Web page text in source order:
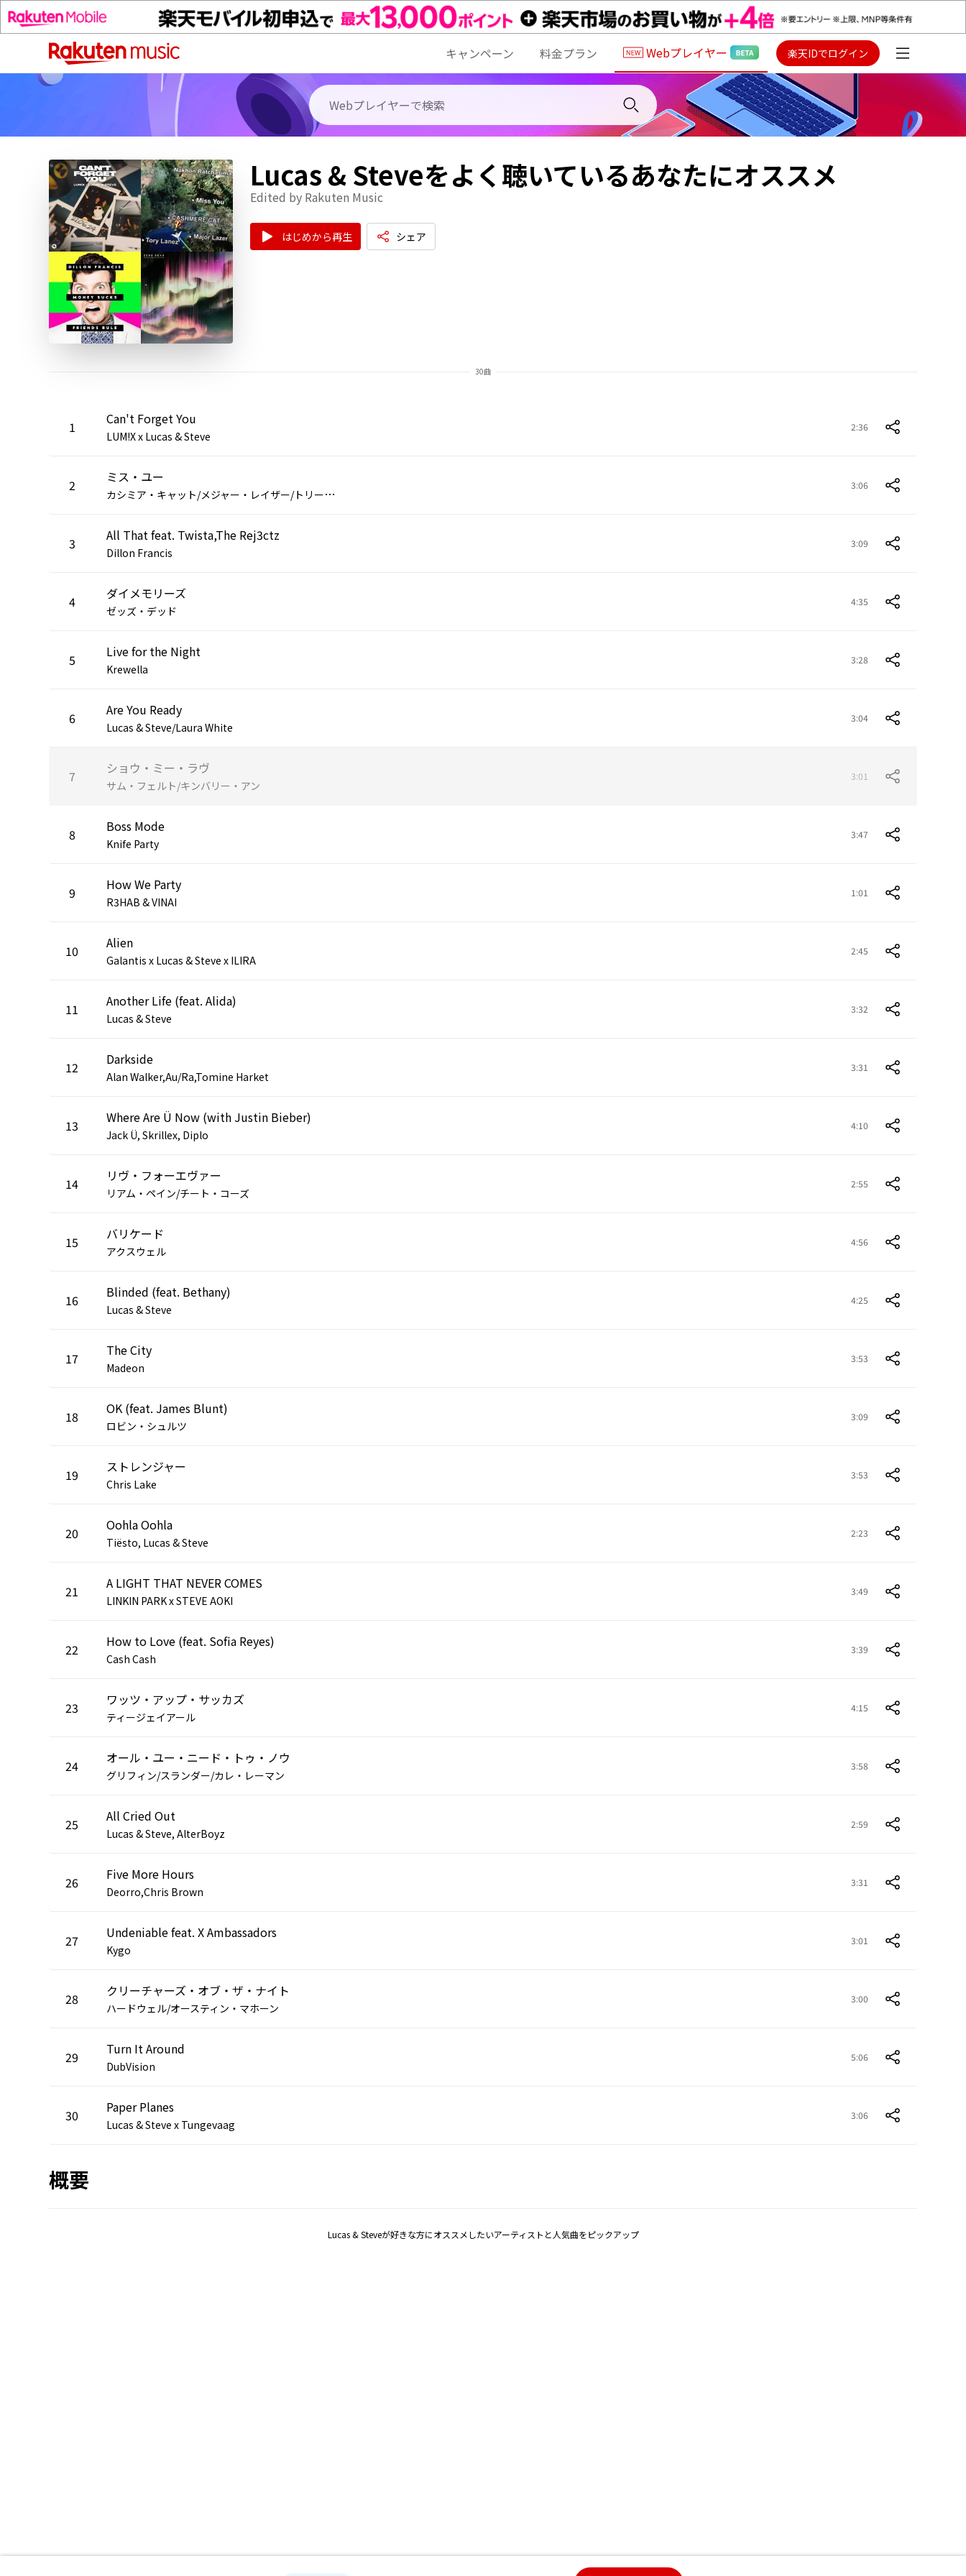
キャンペーン 料金プラン Webプレイヤー 楽天IDでログイン
Lucas & Steveをよく聴いているあなたにオススメ
Edited by Rakuten Music
はじめから再生 シェア
30曲
1 Can't Forget You
LUM!X x Lucas & Steve
2:36
2
ミス・ユー
カ
シミア・キャット/メジャー・レイザー/トリー・レーンズ
3:06
3 All That feat. Twista,The Rej3ctz
Dillon Francis
3:09
4 ダイメモリーズ
ゼッズ・デッド
4:35
5 Live for the Night
Krewella
3:28
6 Are You Ready
Lucas & Steve/Laura White
3:04
7 ショウ・ミー・ラヴ
サム・フェルト/キンバリー・アン
3:01
8 Boss Mode
Knife Party
3:47
9 How We Party
R3HAB & VINAI
1:01
10 Alien
Galantis x Lucas & Steve x ILIRA
2:45
11 Another Life (feat. Alida)
Lucas & Steve
3:32
12 Darkside
Alan Walker,Au/Ra,Tomine Harket
3:31
13 Where Are Ü Now (with Justin Bieber)
Jack Ü, Skrillex, Diplo
4:10
14 リヴ・フォーエヴァー
リアム・ペイン/チート・コーズ
2:55
15 バリケード
アクスウェル
4:56
16 Blinded (feat. Bethany)
Lucas & Steve
4:25
17 The City
Madeon
3:53
18 OK (feat. James Blunt)
ロビン・シュルツ
3:09
19 ストレンジャー
Chris Lake
3:53
20 Oohla Oohla
Tiësto, Lucas & Steve
2:23
21 A LIGHT THAT NEVER COMES
LINKIN PARK x STEVE AOKI
3:49
22 How to Love (feat. Sofia Reyes)
Cash Cash
3:39
23 ワッツ・アップ・サッカズ
ティージェイアール
4:15
24 オール・ユー・ニード・トゥ・ノウ
グリフィン/スランダー/カレ・レーマン
3:58
25 All Cried Out
Lucas & Steve, AlterBoyz
2:59
26 Five More Hours
Deorro,Chris Brown
3:31
27 Undeniable feat. X Ambassadors
Kygo
3:01
28 クリーチャーズ・オブ・ザ・ナイト
ハードウェル/オースティン・マホーン
3:00
29 Turn It Around
DubVision
5:06
30 Paper Planes
Lucas & Steve x Tungevaag
3:06
概要
Lucas & Steveが好きな方にオススメしたいアーティストと人気曲をピックアップ